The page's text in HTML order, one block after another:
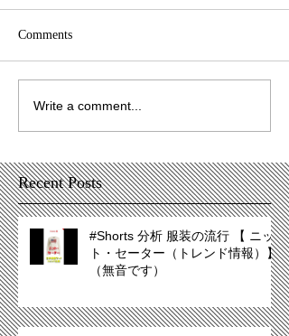
Comments
Write a comment...
Recent Posts
#Shorts 分析 服装の流行 【 ニッ
ト・セーター（トレンド情報）】
（無音です）